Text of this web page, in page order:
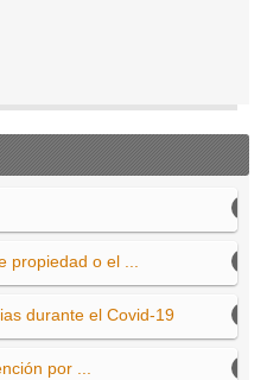
propiedad o el ...
durante el Covid-19
por ...